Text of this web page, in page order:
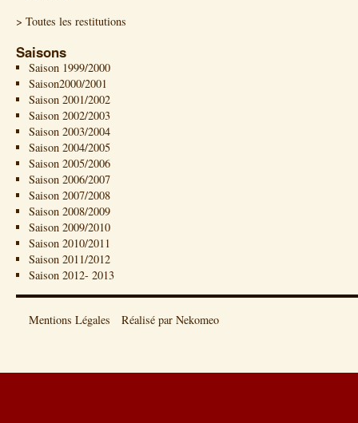
> Toutes les restitutions
Saisons
Saison 1999/2000
Saison2000/2001
Saison 2001/2002
Saison 2002/2003
Saison 2003/2004
Saison 2004/2005
Saison 2005/2006
Saison 2006/2007
Saison 2007/2008
Saison 2008/2009
Saison 2009/2010
Saison 2010/2011
Saison 2011/2012
Saison 2012- 2013
Mentions Légales Réalisé par Nekomeo